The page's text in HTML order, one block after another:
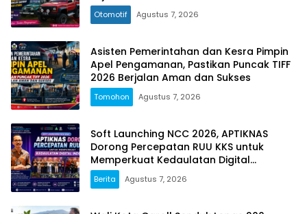
Otomotif Agustus 7, 2026
Asisten Pemerintahan dan Kesra Pimpin
Apel Pengamanan, Pastikan Puncak TIFF
2026 Berjalan Aman dan Sukses
Tomohon Agustus 7, 2026
Soft Launching NCC 2026, APTIKNAS
Dorong Percepatan RUU KKS untuk
Memperkuat Kedaulatan Digital
Indonesia
Berita Agustus 7, 2026